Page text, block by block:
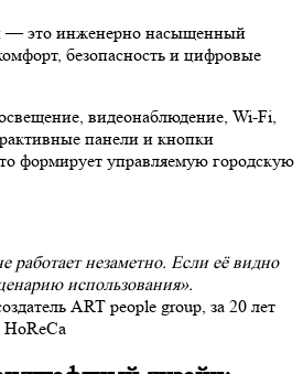
— это инженерно насыщенный
безопасность и цифровые
видеонаблюдение, Wi-Fi,
панели и кнопки
формирует управляемую городскую
работает незаметно. Если её видно
использования».
ART people group, за 20 лет
HoReCa